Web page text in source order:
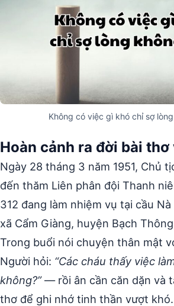
Không có việc gì khó chỉ sợ
Hoàn cảnh ra đời bài thơ
Ngày 28 tháng 3 năm 1951, Chủ
đến thăm Liên phân đội Thanh
312 đang làm nhiệm vụ tại cầu
xã Cẩm Giàng, huyện Bạch
Trong buổi nói chuyện thân mật
Người hỏi: “Các cháu thấy việc
không?”— rồi ân cần căn dặn và
thơ để ghi nhớ tinh thần vượt khó.